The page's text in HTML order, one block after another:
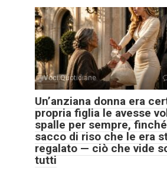
Voci Quotidiane
Un’anziana donna era
propria figlia le avesse
spalle per sempre,
sacco di riso che le era
regalato — ciò che vide
tutti